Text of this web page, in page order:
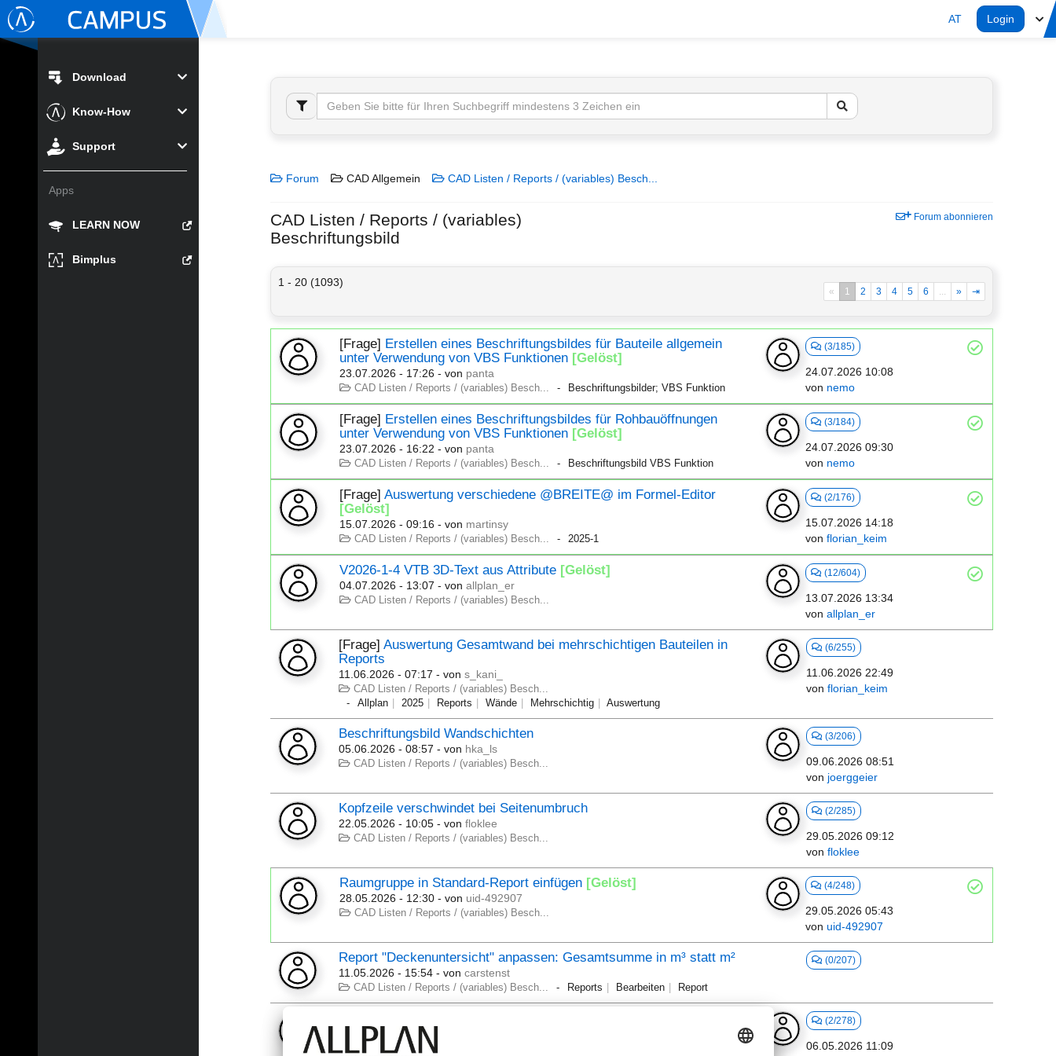
AT Login
Download
Know-How
Support
Apps
LEARN NOW
Bimplus
Forum CAD Allgemein CAD Listen / Reports / (variables) Besch...
CAD Listen / Reports / (variables)
Beschriftungsbild
Forum abonnieren
1 - 20 (1093)
« 1 2 3 4 5 6 ... » ⇥
[Frage] Erstellen eines Beschriftungsbildes für Bauteile allgemein
unter Verwendung von VBS Funktionen [Gelöst]
23.07.2026 - 17:26 - von panta
CAD Listen / Reports / (variables) Besch... Beschriftungsbilder; VBS Funktion
(3/185)
24.07.2026 10:08
von nemo
[Frage] Erstellen eines Beschriftungsbildes für Rohbauöffnungen
unter Verwendung von VBS Funktionen [Gelöst]
23.07.2026 - 16:22 - von panta
CAD Listen / Reports / (variables) Besch... Beschriftungsbild VBS Funktion
(3/184)
24.07.2026 09:30
von nemo
[Frage]Auswertung verschiedene @BREITE@ im Formel-Editor
[Gelöst]
15.07.2026 - 09:16 - von martinsy
CAD Listen / Reports / (variables) Besch... 2025-1
(2/176)
15.07.2026 14:18
von florian_keim
V2026-1-4 VTB 3D-Text aus Attribute [Gelöst]
04.07.2026 - 13:07 - vonallplan_er
CAD Listen / Reports / (variables) Besch...
(12/604)
13.07.2026 13:34
von allplan_er
[Frage]Auswertung Gesamtwand bei mehrschichtigen Bauteilen in
Reports
11.06.2026 - 07:17 - vons_kani_
CAD Listen / Reports / (variables) Besch...
Allplan
2025 Reports Wände Mehrschichtig Auswertung
(6/255)
11.06.2026 22:49
von florian_keim
Beschriftungsbild Wandschichten
05.06.2026 - 08:57 - von hka_ls
CAD Listen / Reports / (variables) Besch...
(3/206)
09.06.2026 08:51
von joerggeier
Kopfzeile verschwindet bei Seitenumbruch
22.05.2026 - 10:05 - vonfloklee
CAD Listen / Reports / (variables) Besch...
(2/285)
29.05.2026 09:12
von floklee
Raumgruppe in Standard-Report einfügen [Gelöst]
28.05.2026 - 12:30 - von uid-492907
CAD Listen / Reports / (variables) Besch...
(4/248)
29.05.2026 05:43
von uid-492907
Report "Deckenuntersicht" anpassen: Gesamtsumme in m³ statt m²
11.05.2026 - 15:54 - voncarstenst
CAD Listen / Reports / (variables) Besch... Reports Bearbeiten Report
(0/207)
06.05.2026 - 08:05
CAD Listen / Reports / (variables) Besch...
(2/278)
06.05.2026 11:09